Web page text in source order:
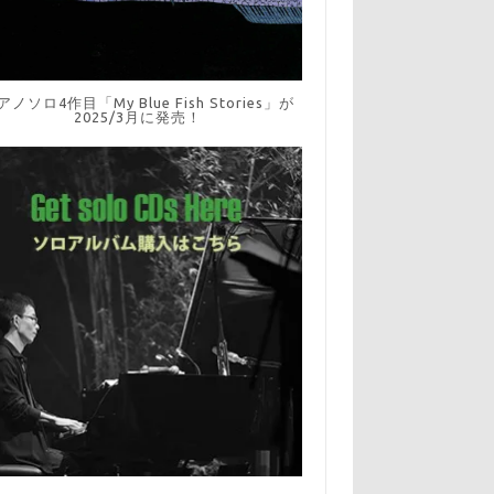
ノソロ4作目「My Blue Fish Stories」が
2025/3月に発売！